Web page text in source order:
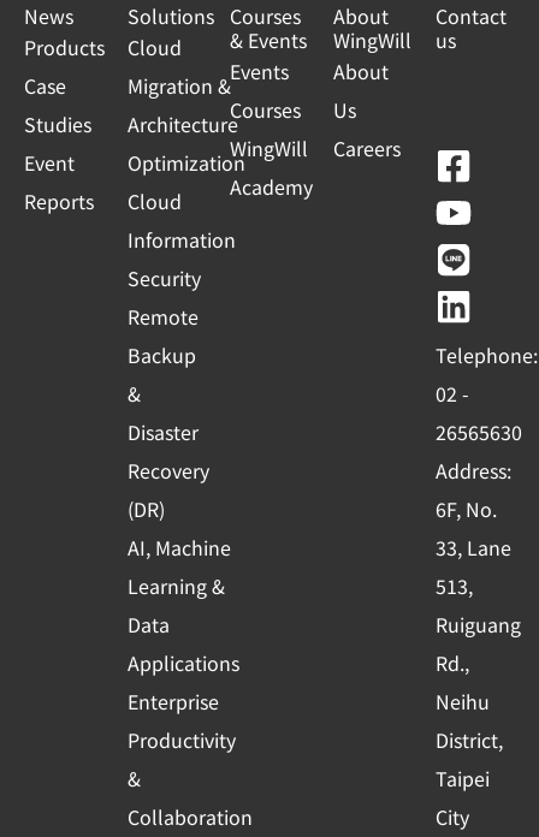
News
Products
Case
Studies
Event
Reports
Solutions
Cloud
Migration &
Architecture
Optimization
Cloud
Information
Security
Remote
Backup
&
Disaster
Recovery
(DR)
AI, Machine
Learning &
Data
Applications
Enterprise
Productivity
&
Collaboration
Courses
& Events
Events
Courses
WingWill
Academy
About
WingWill
About
Us
Careers
Contact
us
F
a
c
e
b
o
o
k
-
s
q
u
a
r
e
Y
o
u
t
u
b
e
L
i
n
e
L
i
n
k
e
d
i
n
Telephone:
02 -
26565630
Address:
6F, No.
33, Lane
513,
Ruiguang
Rd.,
Neihu
District,
Taipei
City